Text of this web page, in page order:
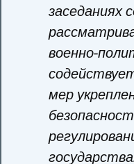
заседаниях
военно-
мер